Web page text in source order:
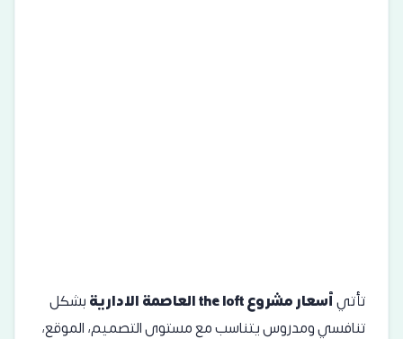
تأتيأسعار مشروع the loft العاصمة الادارية
بشكل
تنافسي ومدروس يتناسب مع مستوى التصميم، الموقع،